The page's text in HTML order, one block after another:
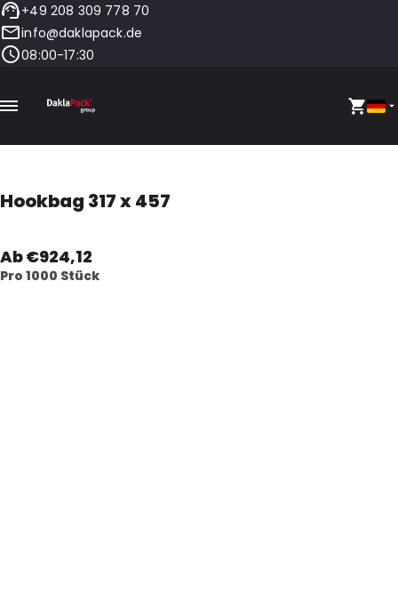
+49 208 309 778 70
info@daklapack.de
08:00-17:30
Hookbag 317 x 457
Ab €924,12
Pro 1000 Stück